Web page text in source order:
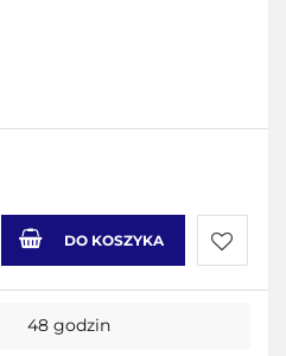
DO KOSZYKA
Do
48 godzin